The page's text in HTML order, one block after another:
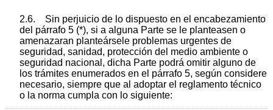
2.6. Sin perjuicio de lo dispuesto en el encabezamiento
del párrafo 5 (*), si a alguna Parte se le planteasen o
amenazaran planteársele problemas urgentes de
seguridad, sanidad, protección del medio ambiente o
seguridad nacional, dicha Parte podrá omitir alguno de
los trámites enumerados en el párrafo 5, según considere
necesario, siempre que al adoptar el reglamento técnico
o la norma cumpla con lo siguiente: